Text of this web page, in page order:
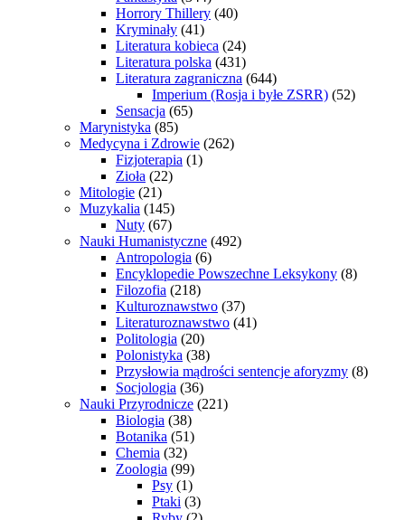
Horrory Thillery (40)
Kryminały (41)
Literatura kobieca (24)
Literatura polska (431)
Literatura zagraniczna (644)
Imperium (Rosja i byłe ZSRR) (52)
Sensacja (65)
Marynistyka (85)
Medycyna i Zdrowie (262)
Fizjoterapia (1)
Zioła (22)
Mitologie (21)
Muzykalia (145)
Nuty (67)
Nauki Humanistyczne (492)
Antropologia (6)
Encyklopedie Powszechne Leksykony (8)
Filozofia (218)
Kulturoznawstwo (37)
Literaturoznawstwo (41)
Politologia (20)
Polonistyka (38)
Przysłowia mądrości sentencje aforyzmy (8)
Socjologia (36)
Nauki Przyrodnicze (221)
Biologia (38)
Botanika (51)
Chemia (32)
Zoologia (99)
Psy (1)
Ptaki (3)